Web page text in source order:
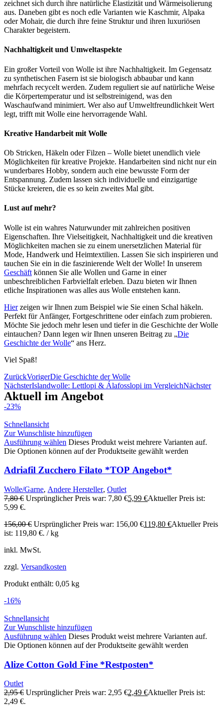
zeichnet sich durch ihre natürliche Elastizität und Wärmeisolierung
aus. Daneben gibt es noch edle Varianten wie Kaschmir, Alpaka
oder Mohair, die durch ihre feine Struktur und ihren luxuriösen
Charakter begeistern.
Nachhaltigkeit und Umweltaspekte
Ein großer Vorteil von Wolle ist ihre Nachhaltigkeit. Im Gegensatz
zu synthetischen Fasern ist sie biologisch abbaubar und kann
mehrfach recycelt werden. Zudem reguliert sie auf natürliche Weise
die Körpertemperatur und ist selbstreinigend, was den
Waschaufwand minimiert. Wer also auf Umweltfreundlichkeit Wert
legt, trifft mit Wolle eine hervorragende Wahl.
Kreative Handarbeit mit Wolle
Ob Stricken, Häkeln oder Filzen – Wolle bietet unendlich viele
Möglichkeiten für kreative Projekte. Handarbeiten sind nicht nur ein
wunderbares Hobby, sondern auch eine bewusste Form der
Entspannung. Zudem lassen sich individuelle und einzigartige
Stücke kreieren, die es so kein zweites Mal gibt.
Lust auf mehr?
Wolle ist ein wahres Naturwunder mit zahlreichen positiven
Eigenschaften. Ihre Vielseitigkeit, Nachhaltigkeit und die kreativen
Möglichkeiten machen sie zu einem unersetzlichen Material für
Mode, Handwerk und Heimtextilien. Lassen Sie sich inspirieren und
tauchen Sie ein in die faszinierende Welt der Wolle! In unserem
Geschäft können Sie alle Wollen und Garne in einer
unbeschreiblichen Farbvielfalt erleben. Dazu bieten wir Ihnen
etliche Inspirationen was alles aus Wolle entstehen kann.
Hierzeigen wir Ihnen zum Beispiel wie Sie einen Schal häkeln.
Perfekt für Anfänger, Fortgeschrittene oder einfach zum probieren.
Möchte Sie jedoch mehr lesen und tiefer in die Geschichte der Wolle
eintauchen? Dann legen wir Ihnen unseren Beitrag zu „Die
Geschichte der Wolle“ ans Herz.
Viel Spaß!
ZurückVorigerDie Geschichte der Wolle
NächsterIslandwolle: Lettlopi & Álafosslopi im VergleichNächster
Aktuell im Angebot
-23%
Schnellansicht
Zur Wunschliste hinzufügen
Ausführung wählen Dieses Produkt weist mehrere Varianten auf.
Die Optionen können auf der Produktseite gewählt werden
Adriafil Zucchero Filato *TOP Angebot*
Wolle/Garne, Andere Hersteller, Outlet
7,80€ Ursprünglicher Preis war: 7,80 €5,99 €Aktueller Preis ist:
5,99 €.
156,00€ Ursprünglicher Preis war: 156,00 €119,80 €Aktueller Preis
ist: 119,80 €. /kg
inkl. MwSt.
zzgl. Versandkosten
Produkt enthält: 0,05 kg
-16%
Schnellansicht
Zur Wunschliste hinzufügen
Ausführung wählen Dieses Produkt weist mehrere Varianten auf.
Die Optionen können auf der Produktseite gewählt werden
Alize Cotton Gold Fine *Restposten*
Outlet
2,95€ Ursprünglicher Preis war: 2,95 €2,49 €Aktueller Preis ist:
2,49 €.